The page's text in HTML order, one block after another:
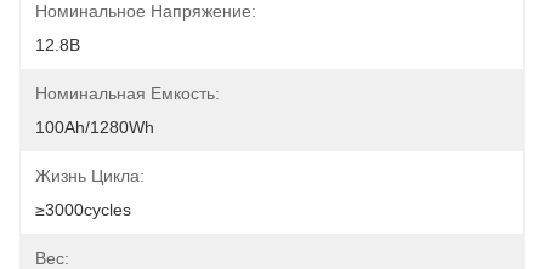
Номинальное Напряжение:
12.8В
Номинальная Емкость:
100Ah/1280Wh
Жизнь Цикла:
≥3000cycles
Вес: